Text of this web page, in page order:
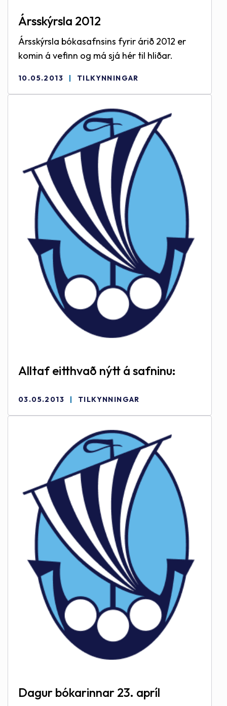
Ársskýrsla 2012
Ársskýrsla bókasafnsins fyrir árið 2012 er
komin á vefinn og má sjá hér til hliðar.
10.05.2013 TILKYNNINGAR
Alltaf eitthvað nýtt á safninu:
03.05.2013 TILKYNNINGAR
Dagur bókarinnar 23. apríl